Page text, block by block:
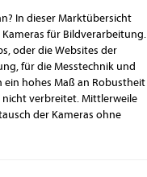
In dieser Marktübersicht
für Bildverarbeitung.
oder die Websites der
für die Messtechnik und
hohes Maß an Robustheit
nicht verbreitet. Mittlerweile
der Kameras ohne